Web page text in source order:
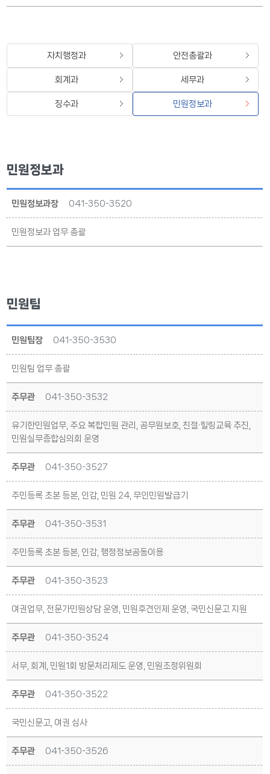
자치행정과 안전총괄과
회계과 세무과
징수과 민원정보과
민원정보과
민원정보과장 041-350-3520
민원정보과 업무 총괄
민원팀
민원팀장 041-350-3530
민원팀 업무 총괄
주무관 041-350-3532
유기한민원업무, 주요 복합민원 관리, 공무원보호, 친절·힐링교육 추진,
민원실무종합심의회 운영
주무관 041-350-3527
주민등록 초본 등본, 인감, 민원 24, 무인민원발급기
주무관 041-350-3531
주민등록 초본 등본, 인감, 행정정보공동이용
주무관 041-350-3523
여권업무, 전문가민원상담 운영, 민원후견인제 운영, 국민신문고 지원
주무관 041-350-3524
서무, 회계, 민원1회 방문처리제도 운영, 민원조정위원회
주무관 041-350-3522
국민신문고, 여권 심사
주무관 041-350-3526